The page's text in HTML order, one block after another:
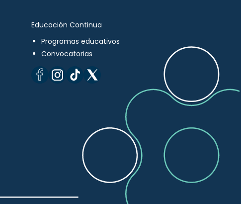
Educación Continua
Programas educativos
Convocatorias